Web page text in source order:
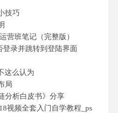
技巧
营班笔记（完整版）
登录并跳转到登陆界面
这么认为
局
分析白皮书》分享
视频全套入门自学教程_ps